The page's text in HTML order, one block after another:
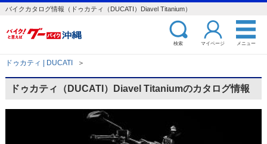
バイクカタログ情報（ドゥカティ（DUCATI）Diavel Titanium）
検索 マイページ メニュー
ドゥカティ | DUCATI ＞
ドゥカティ（DUCATI）Diavel Titaniumのカタログ情報